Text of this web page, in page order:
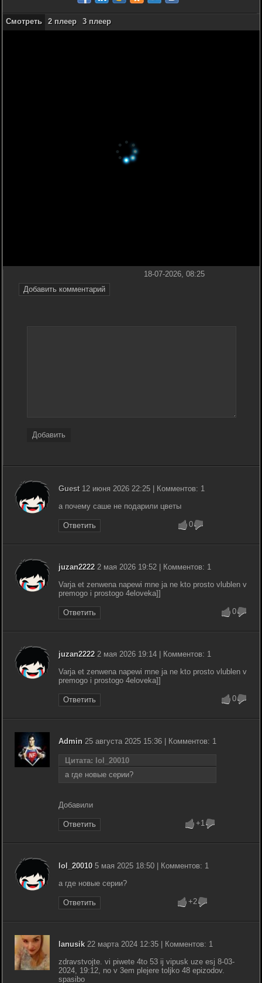
Смотреть 2 плеер 3 плеер
Добавить комментарий
18-07-2026, 08:25
Добавить
Guest12 июня 2026 22:25 | Комментов: 1
а почему саше не подарили цветы
Ответить 0
juzan2222 2 мая 2026 19:52 | Комментов: 1
Varja et zenwena napewi mne ja ne kto prosto vlublen v
premogo i prostogo 4eloveka]]
Ответить 0
juzan2222 2 мая 2026 19:14 | Комментов: 1
Varja et zenwena napewi mne ja ne kto prosto vlublen v
premogo i prostogo 4eloveka]]
Ответить 0
Admin 25 августа 2025 15:36 | Комментов: 1
Цитата: lol_20010
а где новые серии?
Добавили
Ответить +1
lol_200105 мая 2025 18:50 | Комментов: 1
а где новые серии?
Ответить +2
lanusik22 марта 2024 12:35 | Комментов: 1
zdravstvojte. vi piwete 4to 53 ij vipusk uze esj 8-03-
2024, 19:12, no v 3em plejere toljko 48 epizodov.
spasibo